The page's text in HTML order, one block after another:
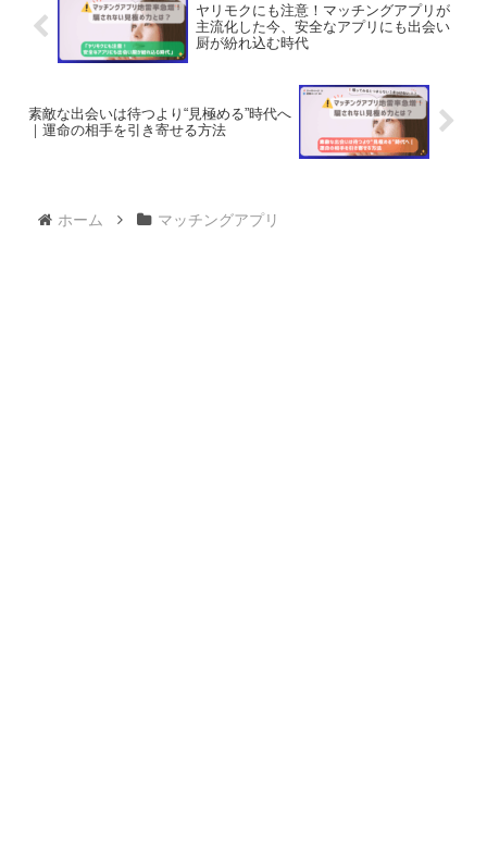
ヤリモクにも注意！マッチングアプリが
主流化した今、安全なアプリにも出会い
厨が紛れ込む時代
素敵な出会いは待つより“見極める”時代へ
｜運命の相手を引き寄せる方法
ホーム マッチングアプリ